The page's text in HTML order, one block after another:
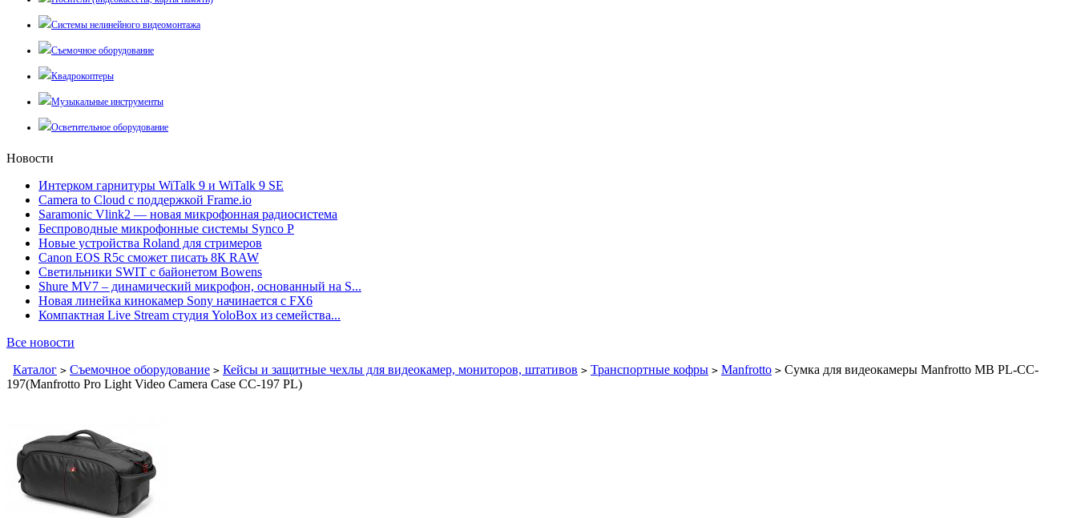
Системы нелинейного видеомонтажа
Съемочное оборудование
Квадрокоптеры
Музыкальные инструменты
Осветительное оборудование
Новости
Интерком гарнитуры WiTalk 9 и WiTalk 9 SE
Camera to Cloud с поддержкой Frame.io
Saramonic Vlink2 — новая микрофонная радиосистема
Беспроводные микрофонные системы Synco P
Новые устройства Roland для стримеров
Canon EOS R5c сможет писать 8К RAW
Светильники SWIT с байонетом Bowens
Shure MV7 – динамический микрофон, основанный на S...
Новая линейка кинокамер Sony начинается с FX6
Компактная Live Stream студия YoloBox из семейства...
Все новости
Каталог > Съемочное оборудование > Кейсы и защитные чехлы для видеокамер, мониторов, штативов > Транспортные кофры > Manfrotto > Сумка для видеокамеры Manfrotto MB PL-CC-
197(Manfrotto Pro Light Video Camera Case CC-197 PL)